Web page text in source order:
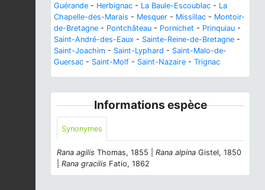
Guérande - Herbignac - La Baule-Escoublac - La
Chapelle-des-Marais - Mesquer - Missillac - Montoir-
de-Bretagne - Pontchâteau - Pornichet - Prinquiau -
Saint-André-des-Eaux - Sainte-Reine-de-Bretagne -
Saint-Joachim - Saint-Lyphard - Saint-Malo-de-
Guersac - Saint-Molf - Saint-Nazaire - Trignac
Informations espèce
Synonymes
Rana agilis Thomas, 1855 | Rana alpina Gistel, 1850
Rana gracilis Fatio, 1862